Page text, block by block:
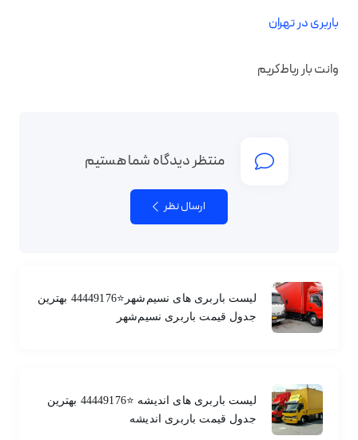
باربری در تهران
وانت بار رباط‌کریم
منتظر دیدگاه شما هستیم
ارسال نظر
لیست باربری های نسیم‌شهر⭐️44449176 بهترین
جدول قیمت باربری نسیم‌شهر
لیست باربری های اندیشه ⭐️44449176 بهترین
جدول قیمت باربری اندیشه